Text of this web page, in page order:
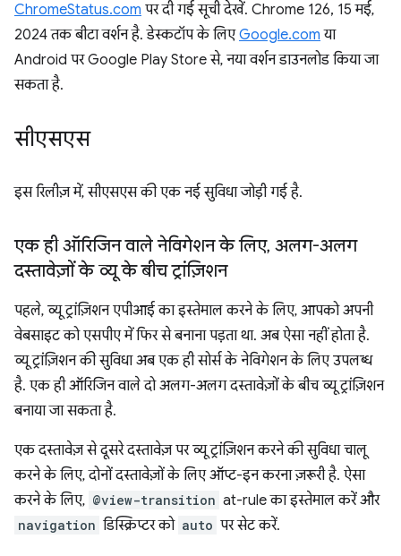
ChromeStatus.com पर दी गई सूची देखें. Chrome 126, 15 मई,
2024 तक बीटा वर्शन है. डेस्कटॉप के लिएGoogle.com या
Android पर Google Play Store से, नया वर्शन डाउनलोड किया जा
सकता है.
सीएसएस
इस रिलीज़ में, सीएसएस की एक नई सुविधा जोड़ी गई है.
एक ही ऑरिजिन वाले नेविगेशन के लिए, अलग-अलग
दस्तावेज़ों के व्यू के बीच ट्रांज़िशन
पहले, व्यू ट्रांज़िशन एपीआई का इस्तेमाल करने के लिए, आपको अपनी
वेबसाइट को एसपीए में फिर से बनाना पड़ता था. अब ऐसा नहीं होता है.
व्यू ट्रांज़िशन की सुविधा अब एक ही सोर्स के नेविगेशन के लिए उपलब्ध
है. एक ही ऑरिजिन वाले दो अलग-अलग दस्तावेज़ों के बीच व्यू ट्रांज़िशन
बनाया जा सकता है.
एक दस्तावेज़ से दूसरे दस्तावेज़ पर व्यू ट्रांज़िशन करने की सुविधा चालू
करने के लिए, दोनों दस्तावेज़ों के लिए ऑप्ट-इन करना ज़रूरी है. ऐसा
करने के लिए, @view-transition at-rule का इस्तेमाल करें और
navigation डिस्क्रिप्टर को auto पर सेट करें.